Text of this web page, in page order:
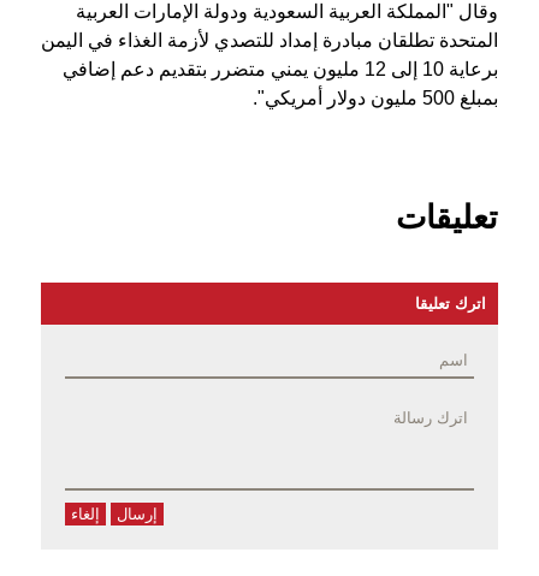
وقال "المملكة العربية السعودية ودولة الإمارات العربية
المتحدة تطلقان مبادرة إمداد للتصدي لأزمة الغذاء في اليمن
برعاية 10 إلى 12 مليون يمني متضرر بتقديم دعم إضافي
بمبلغ 500 مليون دولار أمريكي".
تعليقات
اترك تعليقا
إرسال إلغاء